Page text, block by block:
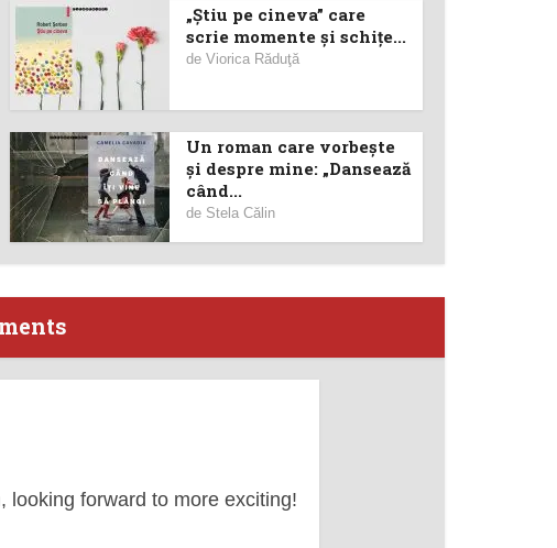
„Știu pe cineva” care
scrie momente și schițe...
de Viorica Răduţă
Un roman care vorbește
și despre mine: „Dansează
când...
de Stela Călin
looking forward to more exciting!